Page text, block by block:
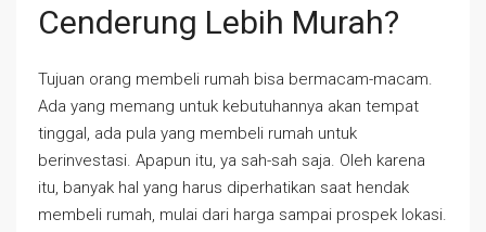
Cenderung Lebih Murah?
Tujuan orang membeli rumah bisa bermacam-macam.
Ada yang memang untuk kebutuhannya akan tempat
tinggal, ada pula yang membeli rumah untuk
berinvestasi. Apapun itu, ya sah-sah saja. Oleh karena
itu, banyak hal yang harus diperhatikan saat hendak
membeli rumah, mulai dari harga sampai prospek lokasi.